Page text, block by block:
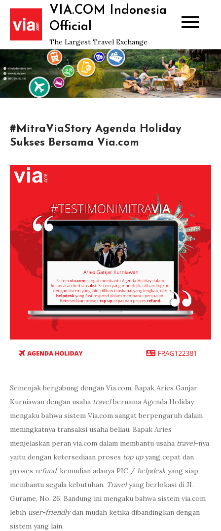
Skip
content
VIA.COM Indonesia
Official
The Largest Travel Exchange
#MitraViaStory Agenda Holiday
Sukses Bersama Via.com
Semenjak bergabung dengan Via.com, Bapak Aries Ganjar
Kurniawan dengan usaha travelbernama Agenda Holiday
mengaku bahwa sistem Via.com sangat berpengaruh dalam
meningkatnya transaksi usaha beliau. Bapak Aries
menjelaskan peran via.com dalam membantu usaha travel-nya
yaitu dengan ketersediaan proses top upyang cepat dan
proses refund, kemudian adanya PIC / helpdeskyang siap
membantu segala kebutuhan. Travelyang berlokasi di Jl.
Gurame, No. 26, Bandung ini mengaku bahwa sistem via.com
lebih user-friendlydan mudah ketika dibandingkan dengan
sistem yang lain.